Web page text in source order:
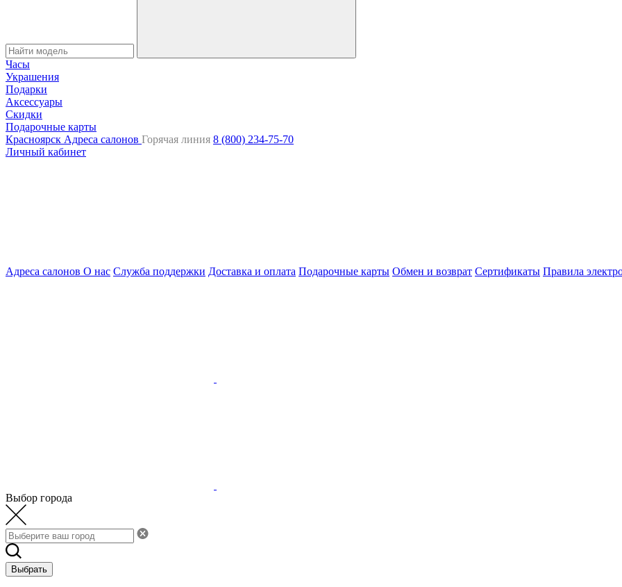
Часы
Украшения
Подарки
Аксессуары
Скидки
Подарочные карты
Красноярск Адреса салонов Горячая линия 8 (800) 234-75-70
Личный кабинет
Адреса салонов О нас Служба поддержки Доставка и оплата Подарочные карты Обмен и возврат Сертификаты Правила
Выбор города
Выбрать